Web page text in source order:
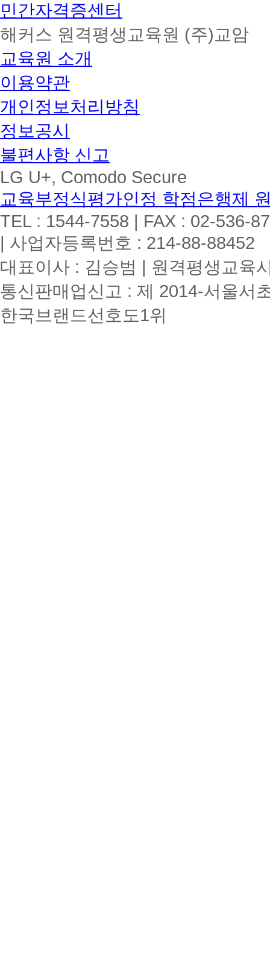
민간자격증센터
해커스 원격평생교육원 (주)교암
교육원 소개
이용약관
개인정보처리방침
정보공시
불편사항 신고
LG U+, Comodo Secure
교육부정식평가인정 학점은행제
TEL : 1544-7558 | FAX : 02-536-
| 사업자등록번호 : 214-88-88452
대표이사 : 김승범 | 원격평생교육
통신판매업신고 : 제 2014-서울서
한국브랜드선호도1위